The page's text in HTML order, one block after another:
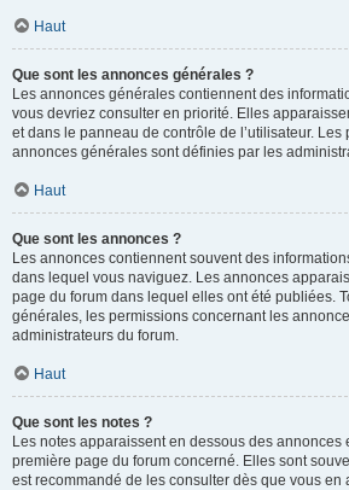
Haut
Que sont les annonces générales ?
Les annonces générales contiennent des
vous devriez consulter en priorité. Elles
et dans le panneau de contrôle de l’utilisateur.
annonces générales sont définies par les
Haut
Que sont les annonces ?
Les annonces contiennent souvent des
dans lequel vous naviguez. Les annonces
page du forum dans lequel elles ont été publiées.
générales, les permissions concernant les
administrateurs du forum.
Haut
Que sont les notes ?
Les notes apparaissent en dessous des annonces
première page du forum concerné. Elles sont
est recommandé de les consulter dès que vous en